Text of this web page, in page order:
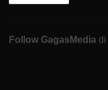
Follow GagasMedia di